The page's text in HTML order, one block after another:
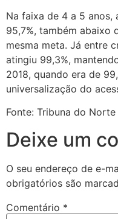
Na faixa de 4 a 5 anos,
95,7%, também abaixo
mesma meta. Já entre
atingiu 99,3%,
2018, quando era de
universalização do
Fonte: Tribuna do Norte
Deixe um
O seu endereço de e-
obrigatórios são
Comentário *